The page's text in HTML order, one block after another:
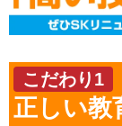
こだわり1
正しい教